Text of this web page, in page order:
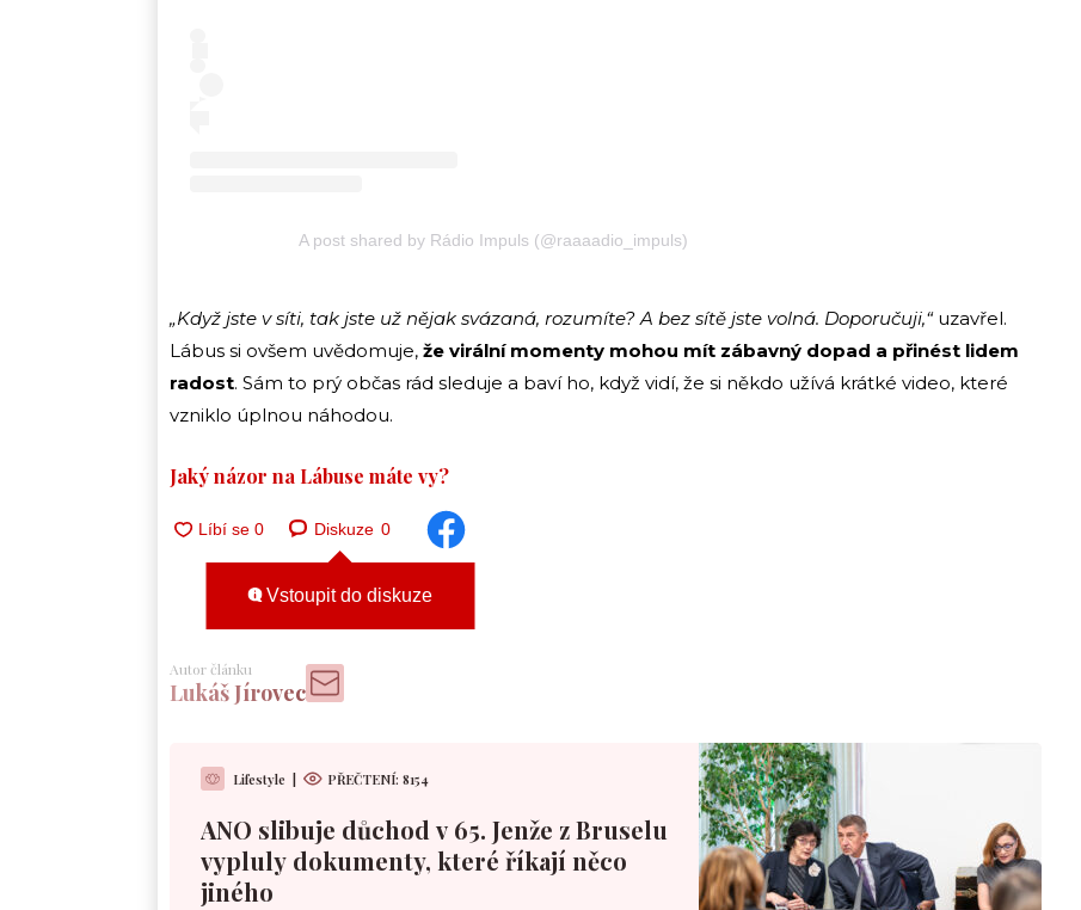
A post shared by Rádio Impuls (@raaaadio_impuls)
„Když jste v síti, tak jste už nějak svázaná, rozumíte? A bez sítě jste volná. Doporučuji,“ uzavřel.
Lábus si ovšem uvědomuje, že virální momenty mohou mít zábavný dopad a přinést lidem
radost. Sám to prý občas rád sleduje a baví ho, když vidí, že si někdo užívá krátké video, které
vzniklo úplnou náhodou.
Jaký názor na Lábuse máte vy?
Diskuze 0
Vstoupit do diskuze
Autor článku
Lukáš Jírovec
Lifestyle PŘEČTENÍ: 8154
ANO slibuje důchod v 65. Jenže z Bruselu
vypluly dokumenty, které říkají něco
jiného